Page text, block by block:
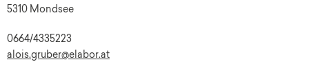
5310 Mondsee
0664/4335223
alois.gruber@elabor.at